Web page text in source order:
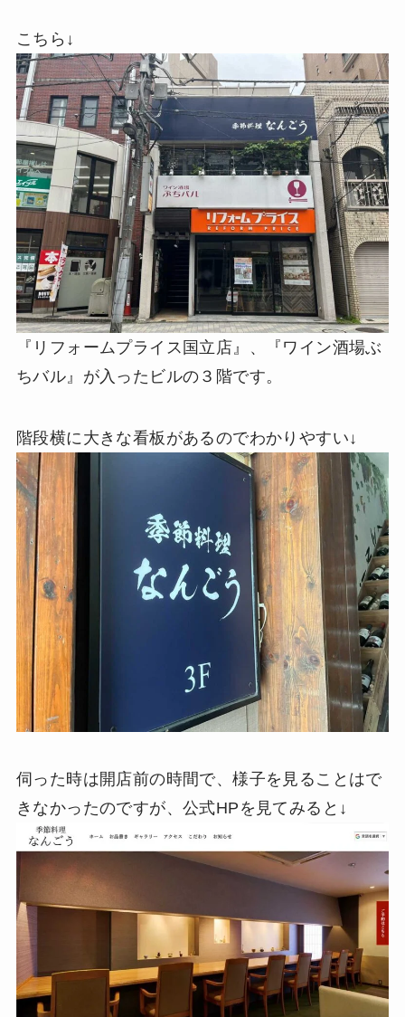
こちら↓
『リフォームプライス国立店』、『ワイン酒場ぶ
ちバル』が入ったビルの３階です。
階段横に大きな看板があるのでわかりやすい↓
伺った時は開店前の時間で、様子を見ることはで
きなかったのですが、公式HPを見てみると↓